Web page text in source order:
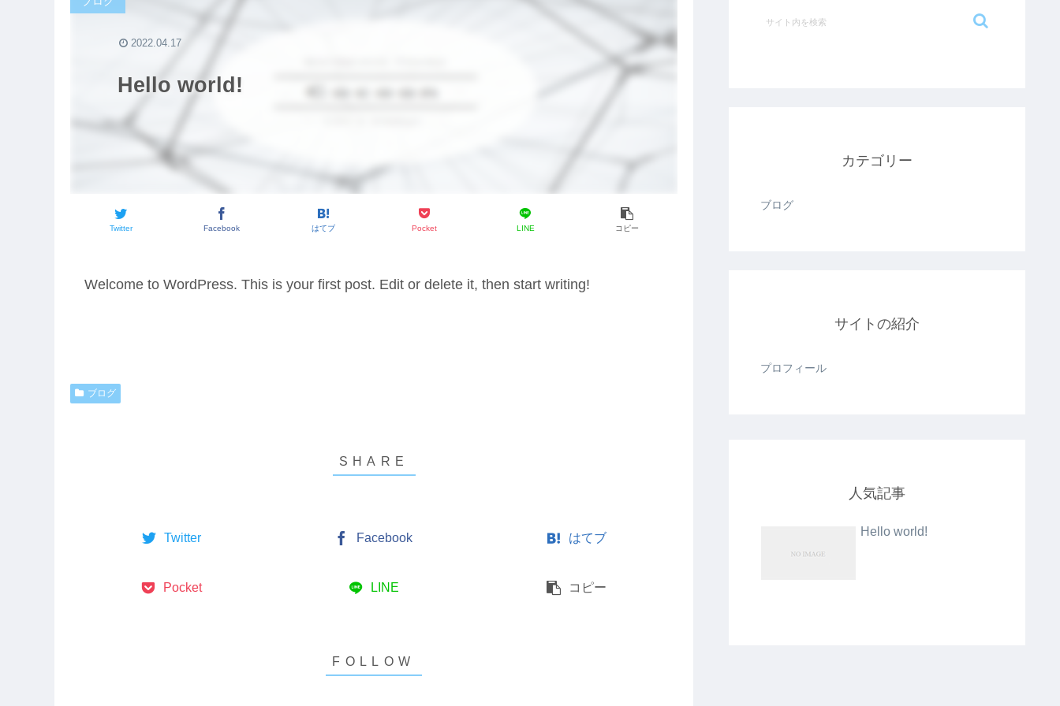
Hello world!
Twitter Facebook はてブ Pocket LINE コピー
2022.04.17
Welcome to WordPress. This is your first post. Edit or delete it, then start writing!
ブログ
Twitter Facebook はてブ
Pocket LINE コピー
カテゴリー
ブログ
サイトの紹介
プロフィール
人気記事
Hello world!